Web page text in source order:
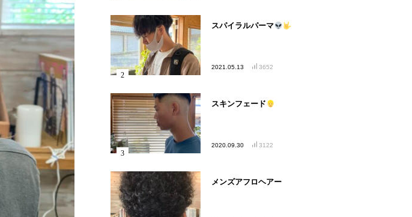
スパイラルパーマ
2021.05.13 3652
スキンフェード
2020.09.30 3122
メンズアフロヘアー